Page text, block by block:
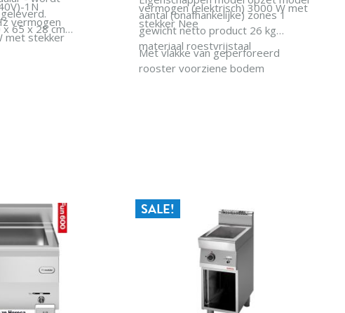
1N
vermogen
met stekker
x 65 x 28 cm
vermogen (elektrisch) 3000 W met
stekker Nee
aantal (onafhankelijke) zones 1
gewicht netto product 26 kg
materiaal roestvrijstaal
Met vlakke van geperforeerd
rooster voorziene bodem
SALE!